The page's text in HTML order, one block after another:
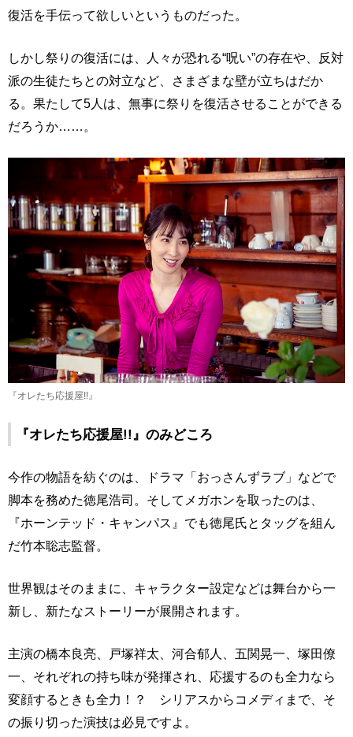
復活を手伝って欲しいというものだった。
しかし祭りの復活には、人々が恐れる“呪い”の存在や、反対
派の生徒たちとの対立など、さまざまな壁が立ちはだか
る。果たして5人は、無事に祭りを復活させることができる
だろうか……。
『オレたち応援屋!!』
『オレたち応援屋!!』のみどころ
今作の物語を紡ぐのは、ドラマ「おっさんずラブ」などで
脚本を務めた徳尾浩司。そしてメガホンを取ったのは、
『ホーンテッド・キャンパス』でも徳尾氏とタッグを組ん
だ竹本聡志監督。
世界観はそのままに、キャラクター設定などは舞台から一
新し、新たなストーリーが展開されます。
主演の橋本良亮、戸塚祥太、河合郁人、五関晃一、塚田僚
一、それぞれの持ち味が発揮され、応援するのも全力なら
変顔するときも全力！？ シリアスからコメディまで、そ
の振り切った演技は必見ですよ。